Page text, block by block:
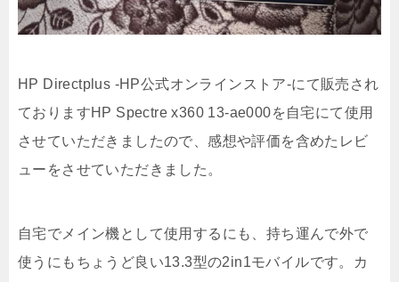
HP Directplus -HP公式オンラインストア-にて販売され
ておりますHP Spectre x360 13-ae000を自宅にて使用
させていただきましたので、感想や評価を含めたレビ
ューをさせていただきました。
自宅でメイン機として使用するにも、持ち運んで外で
使うにもちょうど良い13.3型の2in1モバイルです。カ